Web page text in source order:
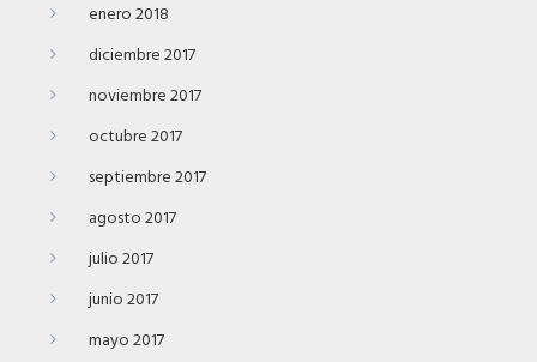
enero 2018
diciembre 2017
noviembre 2017
octubre 2017
septiembre 2017
agosto 2017
julio 2017
junio 2017
mayo 2017